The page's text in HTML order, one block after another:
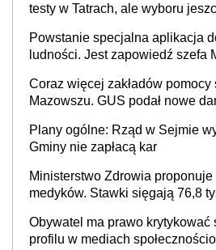
testy w Tatrach, ale wyboru
Powstanie specjalna aplikacja
ludności. Jest zapowiedź szefa
Coraz więcej zakładów pomocy
Mazowszu. GUS podał nowe
Plany ogólne: Rząd w Sejmie
Gminy nie zapłacą kar
Ministerstwo Zdrowia
medyków. Stawki sięgają 76,8
Obywatel ma prawo krytykować
profilu w mediach